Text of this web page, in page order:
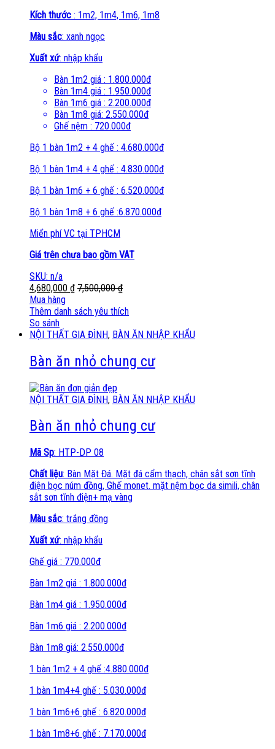
Kích thước : 1m2, 1m4, 1m6, 1m8
Màu sắc: xanh ngọc
Xuất xứ: nhập khẩu
Bàn 1m2 giá : 1.800.000đ
Bàn 1m4 giá : 1.950.000đ
Bàn 1m6 giá : 2.200.000đ
Bàn 1m8 giá: 2.550.000đ
Ghế nệm : 720.000đ
Bộ 1 bàn 1m2 + 4 ghế : 4.680.000đ
Bộ 1 bàn 1m4 + 4 ghế : 4.830.000đ
Bộ 1 bàn 1m6 + 6 ghế : 6.520.000đ
Bộ 1 bàn 1m8 + 6 ghế :6.870.000đ
Miển phí VC tại TPHCM
Giá trên chưa bao gồm VAT
SKU: n/a
4,680,000 ₫ 7,500,000₫
Mua hàng
Thêm danh sách yêu thích
So sánh
NỘI THẤT GIA ĐÌNH, BÀN ĂN NHẬP KHẨU
Bàn ăn nhỏ chung cư
NỘI THẤT GIA ĐÌNH, BÀN ĂN NHẬP KHẨU
Bàn ăn nhỏ chung cư
Mã Sp: HTP-DP 08
Chất liệu: Bàn Mặt Đá. Mặt đá cẩm thạch, chân sắt sơn tĩnh
điện bọc núm đồng, Ghế monet. mặt nệm bọc da simili, chân
sắt sơn tĩnh điện+ mạ vàng
Màu sắc: trắng đồng
Xuất xứ: nhập khẩu
Ghế giá : 770.000đ
Bàn 1m2 giá : 1.800.000đ
Bàn 1m4 giá : 1.950.000đ
Bàn 1m6 giá : 2.200.000đ
Bàn 1m8 giá: 2.550.000đ
1 bàn 1m2 + 4 ghế :4.880.000đ
1 bàn 1m4+4 ghế : 5.030.000đ
1 bàn 1m6+6 ghế : 6.820.000đ
1 bàn 1m8+6 ghế : 7.170.000đ